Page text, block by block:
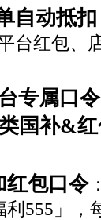
自动抵扣
台红包、
专属口
国补&
红包口令
利555」